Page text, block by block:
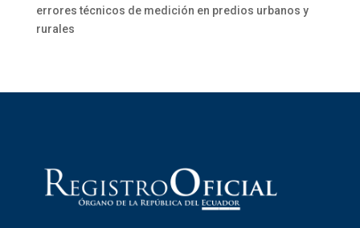
errores técnicos de medición en predios urbanos y
rurales